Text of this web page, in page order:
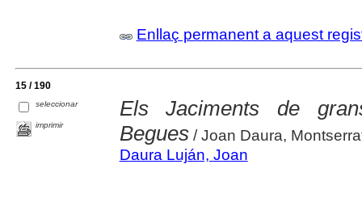
Enllaç permanent a aquest
15 / 190
seleccionar
imprimir
Els Jaciments de
Begues/ Joan Daura,
Daura Luján, Joan